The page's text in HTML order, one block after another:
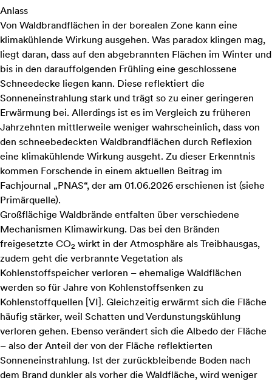
Anlass
Von Waldbrandflächen in der borealen Zone kann eine
klimakühlende Wirkung ausgehen. Was paradox klingen mag,
liegt daran, dass auf den abgebrannten Flächen im Winter und
bis in den darauffolgenden Frühling eine geschlossene
Schneedecke liegen kann. Diese reflektiert die
Sonneneinstrahlung stark und trägt so zu einer geringeren
Erwärmung bei. Allerdings ist es im Vergleich zu früheren
Jahrzehnten mittlerweile weniger wahrscheinlich, dass von
den schneebedeckten Waldbrandflächen durch Reflexion
eine klimakühlende Wirkung ausgeht. Zu dieser Erkenntnis
kommen Forschende in einem aktuellen Beitrag im
Fachjournal „PNAS“, der am 01.06.2026 erschienen ist (siehe
Primärquelle).
Großflächige Waldbrände entfalten über verschiedene
Mechanismen Klimawirkung. Das bei den Bränden
freigesetzte CO2 wirkt in der Atmosphäre als Treibhausgas,
zudem geht die verbrannte Vegetation als
Kohlenstoffspeicher verloren – ehemalige Waldflächen
werden so für Jahre von Kohlenstoffsenken zu
Kohlenstoffquellen [VI]. Gleichzeitig erwärmt sich die Fläche
häufig stärker, weil Schatten und Verdunstungskühlung
verloren gehen. Ebenso verändert sich die Albedo der Fläche
– also der Anteil der von der Fläche reflektierten
Sonneneinstrahlung. Ist der zurückbleibende Boden nach
dem Brand dunkler als vorher die Waldfläche, wird weniger